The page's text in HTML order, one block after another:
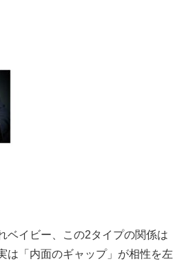
ベイビー、この2タイプの関係は
は「内面のギャップ」が相性を左